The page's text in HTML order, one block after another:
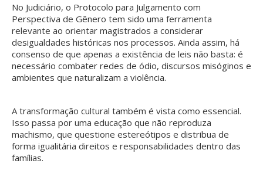
No Judiciário, o Protocolo para Julgamento com
Perspectiva de Gênero tem sido uma ferramenta
relevante ao orientar magistrados a considerar
desigualdades históricas nos processos. Ainda assim, há
consenso de que apenas a existência de leis não basta: é
necessário combater redes de ódio, discursos misóginos e
ambientes que naturalizam a violência.
A transformação cultural também é vista como essencial.
Isso passa por uma educação que não reproduza
machismo, que questione estereótipos e distribua de
forma igualitária direitos e responsabilidades dentro das
famílias.